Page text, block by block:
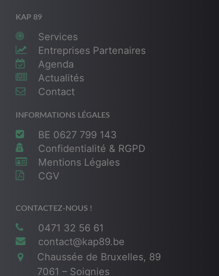
KAP 89
Services
Entreprises Partenaires
Agenda
Actualités
Contact
INFORMATIONS LÉGALES
BE 0627 799 143
Confidentialité & RGPD
Mentions Légales
CGV
CONTACTEZ-NOUS !
0471 32 56 61
contact@kap89.be
Chaussée de Bruxelles, 89
7061 – Soignies